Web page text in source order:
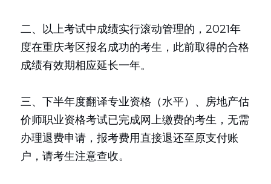
二、以上考试中成绩实行滚动管理的，2021年
度在重庆考区报名成功的考生，此前取得的合格
成绩有效期相应延长一年。
三、下半年度翻译专业资格（水平）、房地产估
价师职业资格考试已完成网上缴费的考生，无需
办理退费申请，报考费用直接退还至原支付账
户，请考生注意查收。